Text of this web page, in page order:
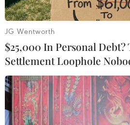
JG Wentworth
$25,000 In Personal Debt?
Settlement Loophole